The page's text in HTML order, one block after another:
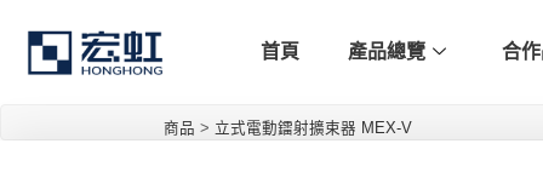
首頁 產品總覽 合
商品 > 立式電動鐳射擴束器 MEX-V